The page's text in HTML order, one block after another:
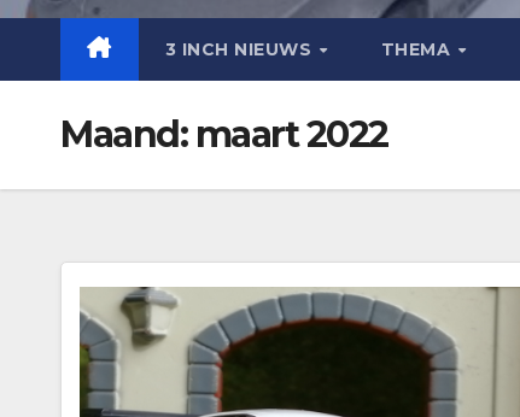
3 INCH NIEUWS THEMA
Maand: maart 2022